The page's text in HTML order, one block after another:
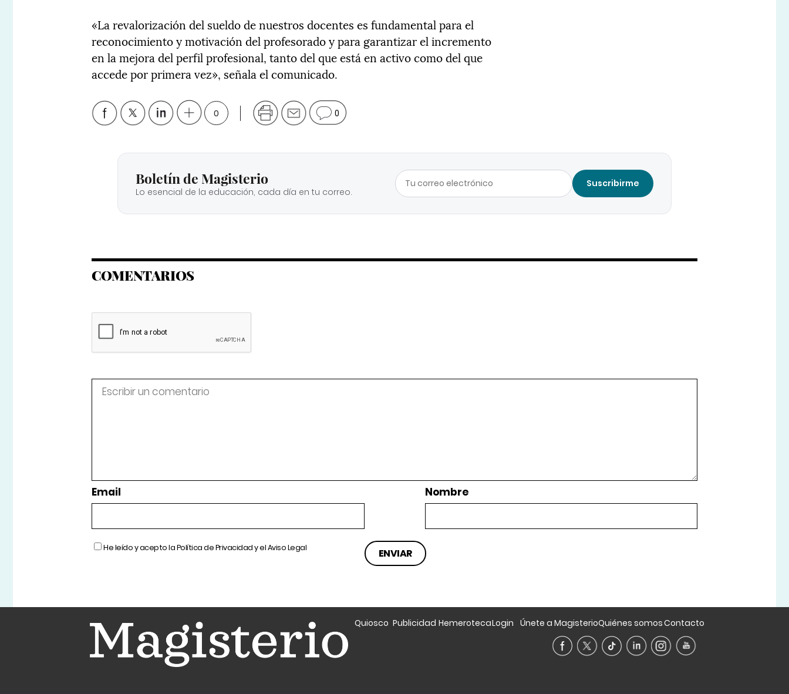
«La revalorización del sueldo de nuestros docentes es fundamental para el
reconocimiento y motivación del profesorado y para garantizar el incremento
en la mejora del perfil profesional, tanto del que está en activo como del que
accede por primera vez», señala el comunicado.
0 0
Boletín de Magisterio
Lo esencial de la educación, cada día en tu correo.
Suscribirme
COMENTARIOS
Email Nombre
He leído y acepto laPolítica de Privacidady elAviso Legal
Quiosco Publicidad HemerotecaLogin Únete a MagisterioQuiénes somosContacto